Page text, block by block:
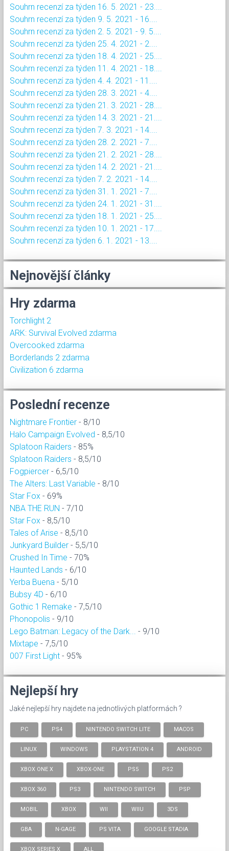
Souhrn recenzí za týden 16. 5. 2021 - 23....
Souhrn recenzí za týden 9. 5. 2021 - 16....
Souhrn recenzí za týden 2. 5. 2021 - 9. 5....
Souhrn recenzí za týden 25. 4. 2021 - 2....
Souhrn recenzí za týden 18. 4. 2021 - 25....
Souhrn recenzí za týden 11. 4. 2021 - 18....
Souhrn recenzí za týden 4. 4. 2021 - 11....
Souhrn recenzí za týden 28. 3. 2021 - 4....
Souhrn recenzí za týden 21. 3. 2021 - 28....
Souhrn recenzí za týden 14. 3. 2021 - 21....
Souhrn recenzí za týden 7. 3. 2021 - 14....
Souhrn recenzí za týden 28. 2. 2021 - 7....
Souhrn recenzí za týden 21. 2. 2021 - 28....
Souhrn recenzí za týden 14. 2. 2021 - 21....
Souhrn recenzí za týden 7. 2. 2021 - 14....
Souhrn recenzí za týden 31. 1. 2021 - 7....
Souhrn recenzí za týden 24. 1. 2021 - 31....
Souhrn recenzí za týden 18. 1. 2021 - 25....
Souhrn recenzí za týden 10. 1. 2021 - 17....
Souhrn recenzí za týden 6. 1. 2021 - 13....
Nejnovější články
Hry zdarma
Torchlight 2
ARK: Survival Evolved zdarma
Overcooked zdarma
Borderlands 2 zdarma
Civilization 6 zdarma
Poslední recenze
Nightmare Frontier - 8/10
Halo Campaign Evolved - 8,5/10
Splatoon Raiders - 85%
Splatoon Raiders - 8,5/10
Fogpiercer - 6,5/10
The Alters: Last Variable - 8/10
Star Fox - 69%
NBA THE RUN - 7/10
Star Fox - 8,5/10
Tales of Arise - 8,5/10
Junkyard Builder - 5,5/10
Crushed In Time - 70%
Haunted Lands - 6/10
Yerba Buena - 5/10
Bubsy 4D - 6/10
Gothic 1 Remake - 7,5/10
Phonopolis - 9/10
Lego Batman: Legacy of the Dark...
- 9/10
Mixtape - 7,5/10
007 First Light - 95%
Nejlepší hry
Jaké nejlepší hry najdete na jednotlivých platformách ?
PC PS4 NINTENDO SWITCH LITE MACOS
LINUX WINDOWS PLAYSTATION 4 ANDROID
XBOX ONE X XBOX-ONE PS5 PS2
XBOX 360 PS3 NINTENDO SWITCH PSP
MOBIL XBOX WII WIIU 3DS
GBA N-GAGE PS VITA GOOGLE STADIA
XBOX SERIES X ALL